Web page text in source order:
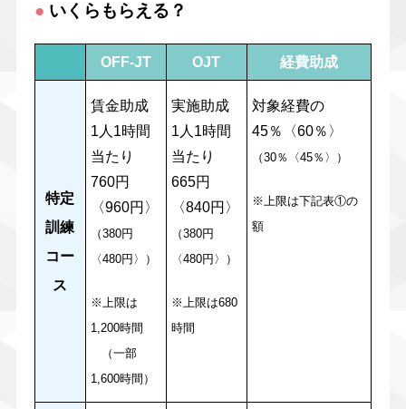
● いくらもらえる？
OFF-JT OJT 経費助成
特定
訓練
コー
ス
賃金助成
1人1時間
当たり
760円
〈960円〉
（380円
〈480円〉）
※上限は
1,200時間
（一部
1,600時間）
実施助成
1人1時間
当たり
665円
〈840円〉
（380円
〈480円〉）
※上限は680
時間
対象経費の
45％〈60％〉
（30％〈45％〉）
※上限は下記表①の
額